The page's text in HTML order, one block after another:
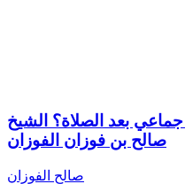
بعد الصلاة؟ الشيخ
صالح بن فوزان الفوزان
صالح الفوزان